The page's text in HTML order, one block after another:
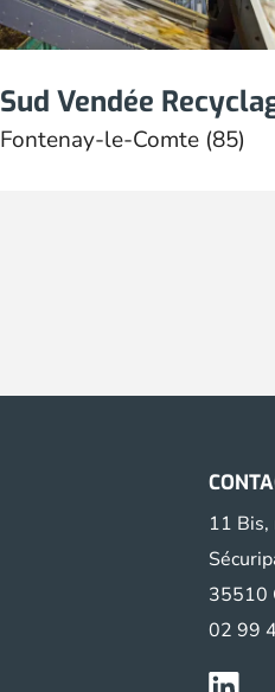
Sud Vendée
Fontenay-le-Comte (85)
11 Bis,
35510
02 99